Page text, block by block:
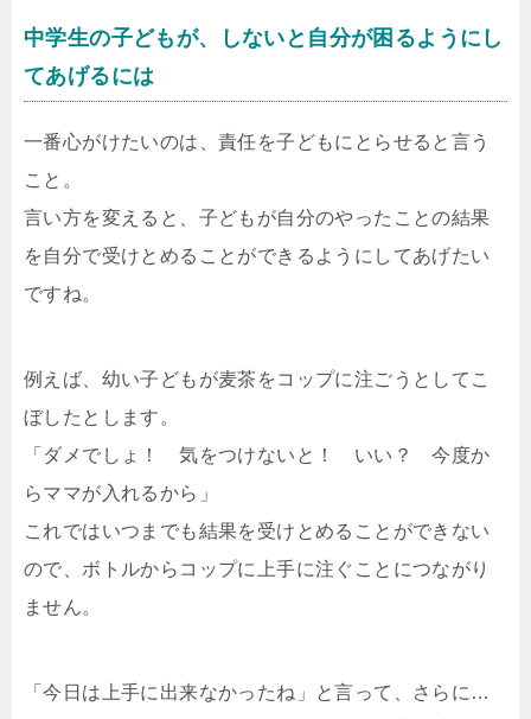
中学生の子どもが、しないと自分が困るようにし
てあげるには
一番心がけたいのは、責任を子どもにとらせると言う
こと。
言い方を変えると、子どもが自分のやったことの結果
を自分で受けとめることができるようにしてあげたい
ですね。
例えば、幼い子どもが麦茶をコップに注ごうとしてこ
ぼしたとします。
「ダメでしょ！ 気をつけないと！ いい？ 今度か
らママが入れるから」
これではいつまでも結果を受けとめることができない
ので、ボトルからコップに上手に注ぐことにつながり
ません。
「今日は上手に出来なかったね」と言って、さらに…